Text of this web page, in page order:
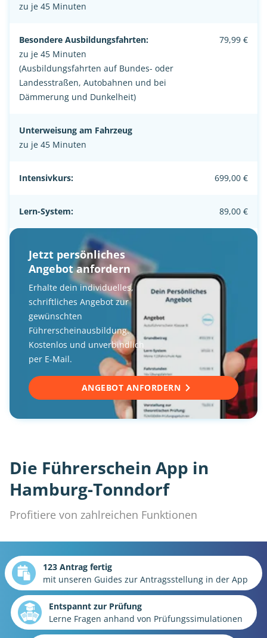
zu je 45 Minuten
Besondere Ausbildungsfahrten:
zu je 45 Minuten
(Ausbildungsfahrten auf Bundes- oder
Landesstraßen, Autobahnen und bei
Dämmerung und Dunkelheit)
79,99 €
Unterweisung am Fahrzeug
zu je 45 Minuten
Intensivkurs: 699,00 €
Lern-System: 89,00 €
Jetzt persönliches
Angebot anfordern
Erhalte dein individuelles,
schriftliches Angebot zur
gewünschten
Führerscheinausbildung.
Kostenlos und unverbindlich
per E-Mail.
ANGEBOT ANFORDERN
Die Führerschein App in
Hamburg-Tonndorf
Profitiere von zahlreichen Funktionen
123 Antrag fertig
mit unseren Guides zur Antragsstellung in der App
Entspannt zur Prüfung
Lerne Fragen anhand von Prüfungssimulationen